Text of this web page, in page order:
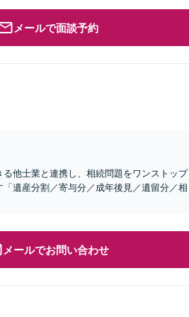
メールで面談予約
他士業と連携し、相続問題をワンストップ
遺産分割／寄与分／成年後見／遺留分／相
メールでお問い合わせ